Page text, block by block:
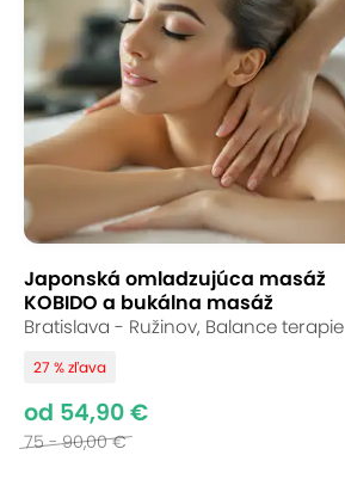
Japonská omladzujúca masáž
KOBIDO a bukálna masáž
Bratislava - Ružinov, Balance terapie
27 % zľava
od 54,90 €
75 - 90,00 €